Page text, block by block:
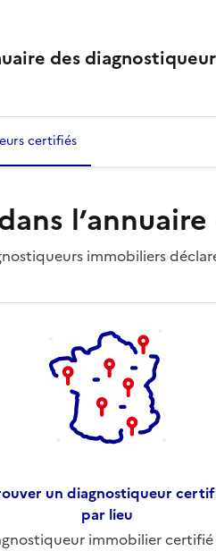
des
certifiés
immobiliers
un diagnostiqueur
par lieu
immobilier